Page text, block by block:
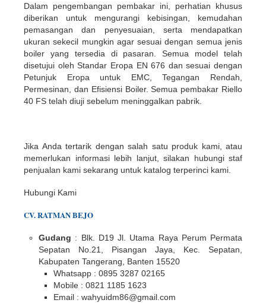
Dalam pengembangan pembakar ini, perhatian khusus
diberikan untuk mengurangi kebisingan, kemudahan
pemasangan dan penyesuaian, serta mendapatkan
ukuran sekecil mungkin agar sesuai dengan semua jenis
boiler yang tersedia di pasaran. Semua model telah
disetujui oleh Standar Eropa EN 676 dan sesuai dengan
Petunjuk Eropa untuk EMC, Tegangan Rendah,
Permesinan, dan Efisiensi Boiler. Semua pembakar Riello
40 FS telah diuji sebelum meninggalkan pabrik.
Jika Anda tertarik dengan salah satu produk kami, atau
memerlukan informasi lebih lanjut, silakan hubungi staf
penjualan kami sekarang untuk katalog terperinci kami.
Hubungi Kami
CV. RATMAN BEJO
Gudang : Blk. D19 Jl. Utama Raya Perum Permata
Sepatan No.21, Pisangan Jaya, Kec. Sepatan,
Kabupaten Tangerang, Banten 15520
Whatsapp : 0895 3287 02165
Mobile : 0821 1185 1623
Email : wahyuidm86@gmail.com